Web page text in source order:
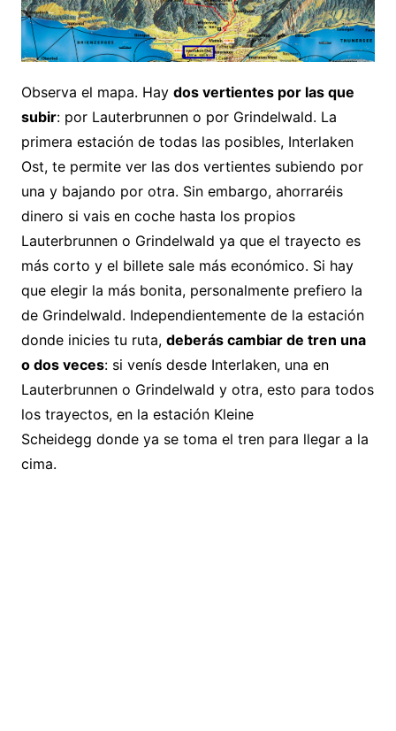
Observa el mapa. Hay dos vertientes por las que
subir: por Lauterbrunnen o por Grindelwald. La
primera estación de todas las posibles, Interlaken
Ost, te permite ver las dos vertientes subiendo por
una y bajando por otra. Sin embargo, ahorraréis
dinero si vais en coche hasta los propios
Lauterbrunnen o Grindelwald ya que el trayecto es
más corto y el billete sale más económico. Si hay
que elegir la más bonita, personalmente prefiero la
de Grindelwald. Independientemente de la estación
donde inicies tu ruta, deberás cambiar de tren una
o dos veces: si venís desde Interlaken, una en
Lauterbrunnen o Grindelwald y otra, esto para todos
los trayectos, en la estación Kleine
Scheidegg donde ya se toma el tren para llegar a la
cima.